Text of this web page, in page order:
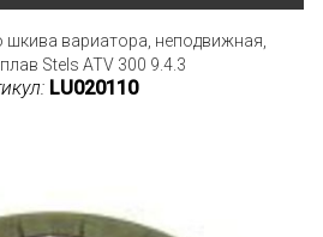
вариатора, неподвижная,
Stels ATV 300 9.4.3
LU020110